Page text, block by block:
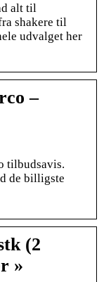
alt til
shakere til
udvalget her
–
tilbudsavis.
de billigste
(2
»